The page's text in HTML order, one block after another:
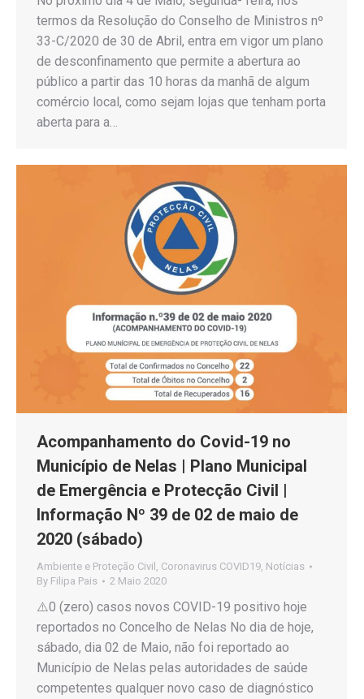
termos da Resolução do Conselho de Ministros nº
33-C/2020 de 30 de Abril, entra em vigor um plano
de desconfinamento que permite a abertura ao
público a partir das 10 horas da manhã de algum
comércio local, como sejam lojas que tenham porta
aberta para a…
Acompanhamento do Covid-19 no
Município de Nelas | Plano Municipal
de Emergência e Protecção Civil |
Informação Nº 39 de 02 de maio de
2020 (sábado)
Ambiente e Proteção Civil Coronavirus COVID19 Notícias
By Filipa Pais 2 Maio 2020
⚠️0 (zero) casos novos COVID-19 positivo hoje
reportados no Concelho de Nelas No dia de hoje,
sábado, dia 02 de Maio, não foi reportado ao
Município de Nelas pelas autoridades de saúde
competentes qualquer novo caso de diagnóstico